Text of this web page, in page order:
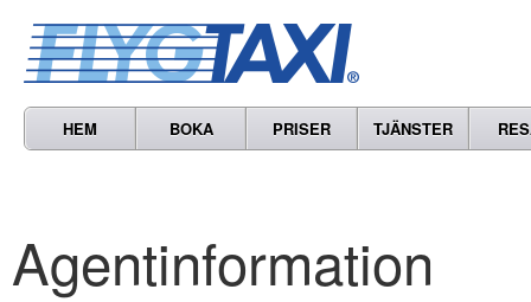
HEM BOKA PRISER TJÄNSTER
Agentinformation